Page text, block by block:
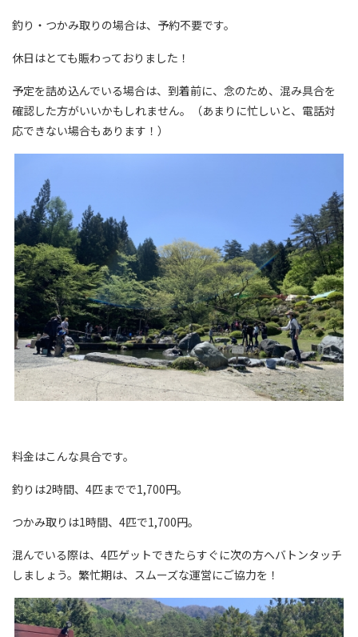
釣り・つかみ取りの場合は、予約不要です。
休日はとても賑わっておりました！
予定を詰め込んでいる場合は、到着前に、念のため、混み具合を
確認した方がいいかもしれません。（あまりに忙しいと、電話対
応できない場合もあります！）
料金はこんな具合です。
釣りは2時間、4匹までで1,700円。
つかみ取りは1時間、4匹で1,700円。
混んでいる際は、4匹ゲットできたらすぐに次の方へバトンタッチ
しましょう。繁忙期は、スムーズな運営にご協力を！